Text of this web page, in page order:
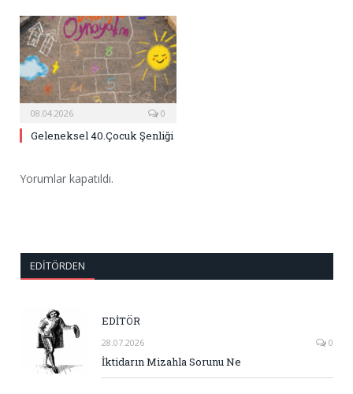
08.04.2026 0
Geleneksel 40.Çocuk Şenliği
Yorumlar kapatıldı.
EDITÖRDEN
EDİTÖR
28.07.2026 0
İktidarın Mizahla Sorunu Ne